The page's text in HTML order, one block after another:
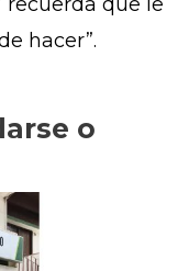
hacer”.
o